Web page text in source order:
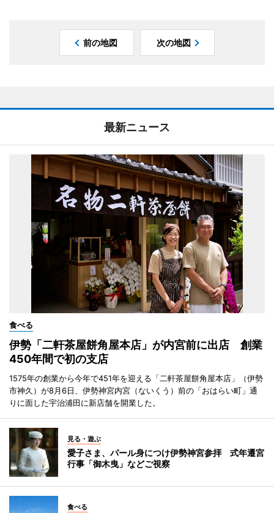
前の地図 次の地図
最新ニュース
食べる
伊勢「二軒茶屋餅角屋本店」が内宮前に出店 創業
450年間で初の支店
1575年の創業から今年で451年を迎える「二軒茶屋餅角屋本店」（伊勢
市神久）が8月6日、伊勢神宮内宮（ないくう）前の「おはらい町」通
りに面した宇治浦田に新店舗を開業した。
見る・遊ぶ
愛子さま、パール身につけ伊勢神宮参拝 式年遷宮
行事「御木曳」などご視察
食べる